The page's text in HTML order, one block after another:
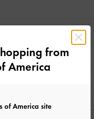
from
America
of America site